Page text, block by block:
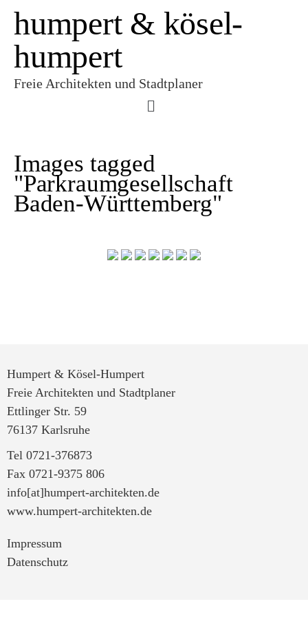
humpert & kösel-
humpert
Freie Architekten und Stadtplaner
Images tagged
"Parkraumgesellschaft
Baden-Württemberg"
Humpert & Kösel-Humpert
Freie Architekten und Stadtplaner
Ettlinger Str. 59
76137 Karlsruhe
Tel 0721-376873
Fax 0721-9375 806
info[at]humpert-architekten.de
www.humpert-architekten.de
Impressum
Datenschutz